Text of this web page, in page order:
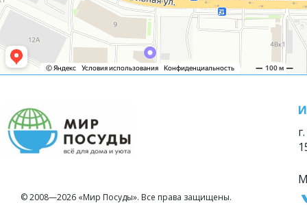
© 2008—2026 «Мир Посуды». Все права защищены.